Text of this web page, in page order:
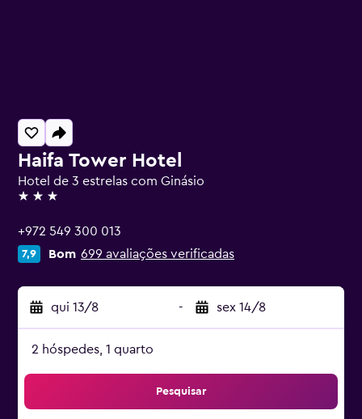
Haifa Tower Hotel
Hotel de 3 estrelas com Ginásio
3 estrelas
+972 549 300 013
7,9 Bom 699 avaliações verificadas
qui 13/8 - sex 14/8
2 hóspedes, 1 quarto
Pesquisar